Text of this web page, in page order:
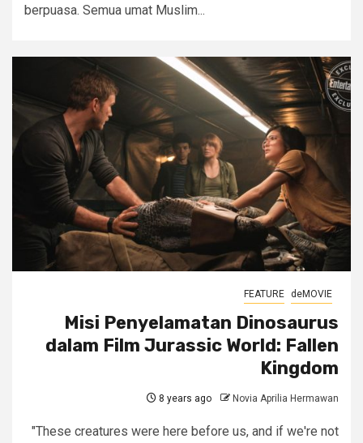
berpuasa. Semua umat Muslim...
FEATURE deMOVIE
Misi Penyelamatan Dinosaurus
dalam Film Jurassic World: Fallen
Kingdom
8 years ago Novia Aprilia Hermawan
"These creatures were here before us, and if we're not